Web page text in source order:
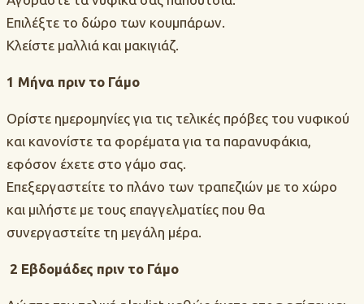
Επιλέξτε το δώρο των κουμπάρων.
Κλείστε μαλλιά και μακιγιάζ.
1 Μήνα πριν το Γάμο
Ορίστε ημερομηνίες για τις τελικές πρόβες του νυφικού
και κανονίστε τα φορέματα για τα παρανυφάκια,
εφόσον έχετε στο γάμο σας.
Επεξεργαστείτε το πλάνο των τραπεζιών με το χώρο
και μιλήστε με τους επαγγελματίες που θα
συνεργαστείτε τη μεγάλη μέρα.
2 Εβδομάδες πριν το Γάμο